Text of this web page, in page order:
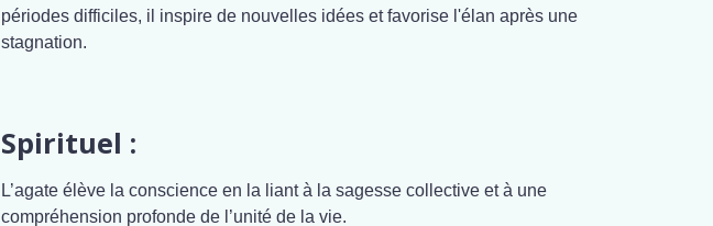
périodes difficiles, il inspire de nouvelles idées et favorise l'élan après une
stagnation.
Spirituel :
L’agate élève la conscience en la liant à la sagesse collective et à une
compréhension profonde de l’unité de la vie.